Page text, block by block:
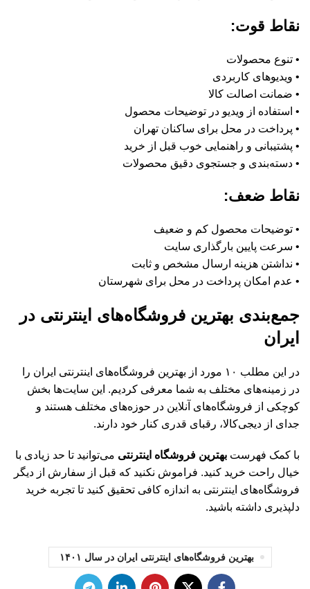
نقاط قوت:
• تنوع محصولات
• ویدیو‌های کاربردی
• ضمانت اصالت کالا
• استفاده از ویدیو در توضیحات محصول
• پرداخت در محل برای ساکنان تهران
• پشتیبانی و راهنمایی خوب قبل از خرید
• دسته‌بندی و جستجوی دقیق محصولات
نقاط ضعف:
• توضیحات محصول کم و ضعیف
• سرعت پایین بارگذاری سایت
• نداشتن هزینه ارسال مشخص و ثابت
• عدم امکان پرداخت در محل برای شهرستان
جمع‌بندی بهترین فروشگاه‌های اینترنتی در
ایران
در این مطلب ۱۰ مورد از بهترین فروشگاه‌های اینترنتی ایران را
در زمینه‌‌های مختلف به شما معرفی کردیم. این سایت‌ها بخش
کوچکی از فروشگاه‌های آنلاین در حوزه‌های مختلف هستند و
جدای از دیجی‌کالا، رقبای قدری کنار خود دارند.
با کمک فهرست بهترین فروشگاه اینترنتی می‌توانید تا حد زیادی با
خیال راحت خرید کنید. فراموش نکنید که قبل از سفارش از دیگر
فروشگاه‌های اینترنتی به اندازه کافی تحقیق کنید تا تجربه خرید
دلپذیری داشته باشید.
بهترین فروشگاه‌های اینترنتی ایران در سال ۱۴۰۱